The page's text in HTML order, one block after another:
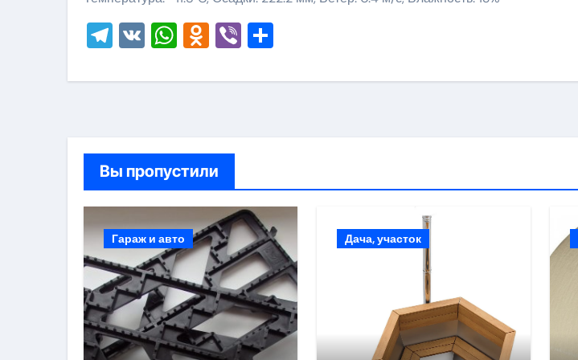
Telegram
VKWhatsApp
Odnoklassniki
Viber
Вы пропустили
Гараж и авто Дача, участок